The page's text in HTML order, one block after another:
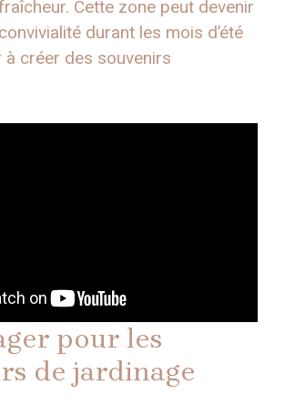
Cette zone peut devenir
durant les mois d’été
créer des souvenirs
pour les
de jardinage